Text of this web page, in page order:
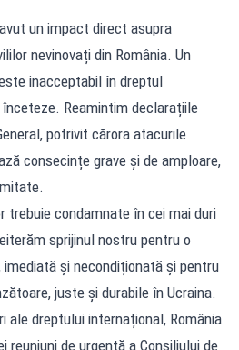
un impact direct asupra
nevinovați din România. Un
inacceptabil în dreptul
Reamintim declarațiile
potrivit cărora atacurile
consecințe grave și de amploare,
trebuie condamnate în cei mai duri
sprijinul nostru pentru o
și necondiționată și pentru
juste și durabile în Ucraina.
ale dreptului internațional, România
reuniuni de urgență a Consiliului de